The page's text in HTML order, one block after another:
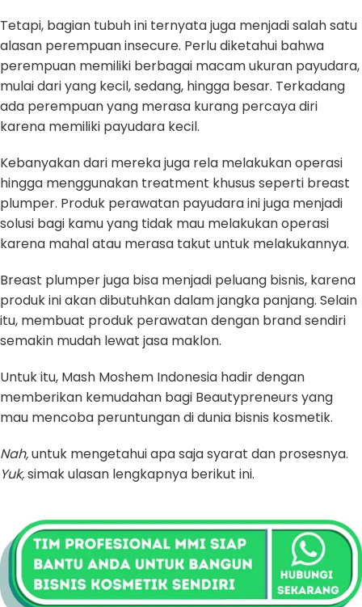
Tetapi, bagian tubuh ini ternyata juga menjadi salah satu
alasan perempuan insecure. Perlu diketahui bahwa
perempuan memiliki berbagai macam ukuran payudara,
mulai dari yang kecil, sedang, hingga besar. Terkadang
ada perempuan yang merasa kurang percaya diri
karena memiliki payudara kecil.
Kebanyakan dari mereka juga rela melakukan operasi
hingga menggunakan treatment khusus seperti breast
plumper. Produk perawatan payudara ini juga menjadi
solusi bagi kamu yang tidak mau melakukan operasi
karena mahal atau merasa takut untuk melakukannya.
Breast plumper juga bisa menjadi peluang bisnis, karena
produk ini akan dibutuhkan dalam jangka panjang. Selain
itu, membuat produk perawatan dengan brand sendiri
semakin mudah lewat jasa maklon.
Untuk itu, Mash Moshem Indonesia hadir dengan
memberikan kemudahan bagi Beautypreneurs yang
mau mencoba peruntungan di dunia bisnis kosmetik.
Nah,untuk mengetahui apa saja syarat dan prosesnya.
Yuk,simak ulasan lengkapnya berikut ini.